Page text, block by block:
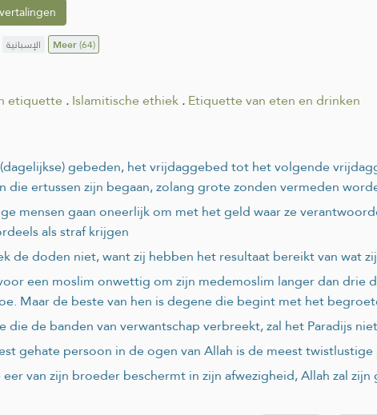
الإسبانية Meer(64)
etiquette .Islamitische ethiek.Etiquette van eten en drinken
gebeden, het vrijdaggebed tot het volgende
die ertussen zijn begaan, zolang grote zonden vermeden
mensen gaan oneerlijk om met het geld waar ze
als straf krijgen
de doden niet, want zij hebben het resultaat bereikt van wat
een moslim onwettig om zijn medemoslim langer dan drie
Maar de beste van hen is degene die begint met het
die de banden van verwantschap verbreekt, zal het Paradijs
gehate persoon in de ogen van Allah is de meest
van zijn broeder beschermt in zijn afwezigheid, Allah zal